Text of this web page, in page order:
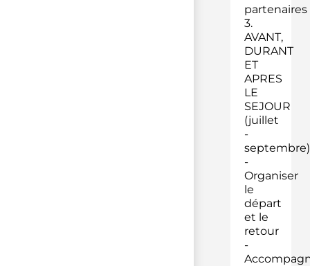
partenaires
3.
AVANT,
DURANT
ET
APRES
LE
SEJOUR
(juillet
-
septembre)
-
Organiser
le
départ
et le
retour
-